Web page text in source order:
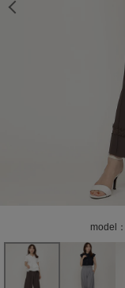
model
model
model
model
model
model
model
model
model
model
model
model
model
model
model